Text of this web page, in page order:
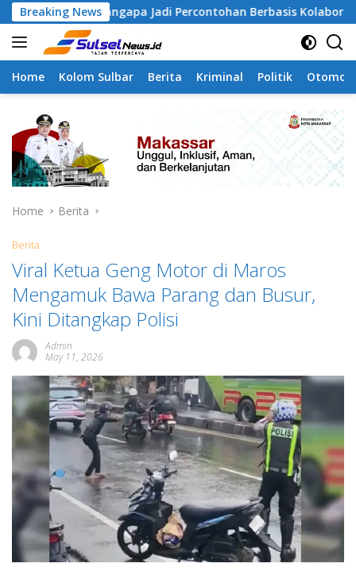
Skip
to
content
Breaking NewsJadi Percontohan Berbasis Kolaborasi Warga
Home Kolom Sulbar Berita Kriminal Politik
Home Berita
Berita
Viral Ketua Geng Motor di Maros
Mengamuk Bawa Parang dan Busur,
Kini Ditangkap Polisi
Admin
May 11, 2026